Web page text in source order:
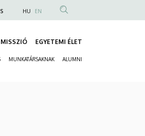
HU EN
EGYETEMI ÉLET
MUNKATÁRSAKNAK ALUMNI